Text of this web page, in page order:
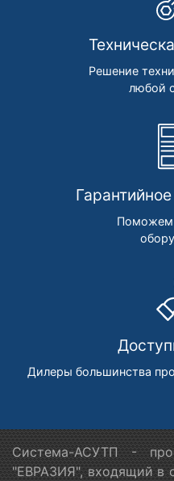
Решение
любой
Поможем
Дилеры большинства
Система-АСУТП -
"ЕВРАЗИЯ", входящий в